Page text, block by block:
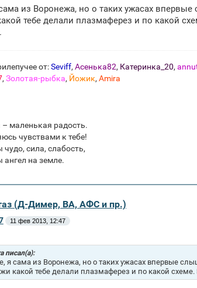
из Воронежа, но о таких ужасах впервые
тебе делали плазмаферез и по какой
от:Seviff, Асенька82, Катеринка_20,
, Золотая-рыбка, Йожик, Amira
маленькая радость.
чувствами к тебе!
сила, слабость,
на земле.
(Д-Димер, ВА, АФС и пр.)
11 фев 2013, 12:47
писал(а):
я сама из Воронежа, но о таких ужасах впервые
какой тебе делали плазмаферез и по какой